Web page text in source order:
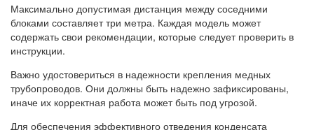
Максимально допустимая дистанция между соседними
блоками составляет три метра. Каждая модель может
содержать свои рекомендации, которые следует проверить в
инструкции.
Важно удостовериться в надежности крепления медных
трубопроводов. Они должны быть надежно зафиксированы,
иначе их корректная работа может быть под угрозой.
Для обеспечения эффективного отведения конденсата